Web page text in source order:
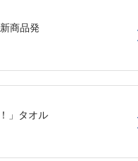
商品発
」タオル